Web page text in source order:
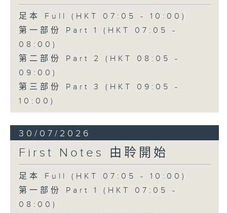
足本 Full (HKT 07:05 - 10:00)
第一部份 Part 1 (HKT 07:05 -
08:00)
第二部份 Part 2 (HKT 08:05 -
09:00)
第三部份 Part 3 (HKT 09:05 -
10:00)
30/07/2026
First Notes 由聆開始
足本 Full (HKT 07:05 - 10:00)
第一部份 Part 1 (HKT 07:05 -
08:00)